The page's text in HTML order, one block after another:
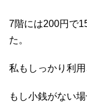
7階には200円で
た。
私もしっかり利
もし小銭がない